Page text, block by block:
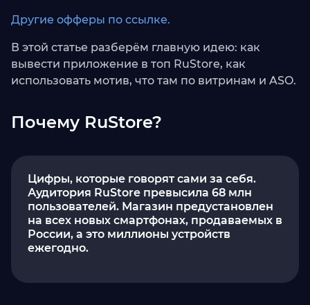
Другие офферы по ссылке.
В этой статье разберём главную идею: как
вывести приложение в топ RuStore, как
использовать мотив, что там по витринам и ASO.
Почему RuStore?
Цифры, которые говорят сами за себя.
Аудитория RuStore превысила 68 млн
пользователей. Магазин предустановлен
на всех новых смартфонах, продаваемых в
России, а это миллионы устройств
ежегодно.